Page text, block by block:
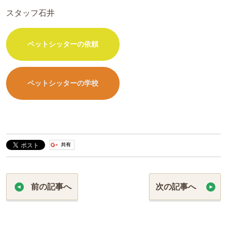
スタッフ石井
ペットシッターの依頼
ペットシッターの学校
前の記事へ 次の記事へ